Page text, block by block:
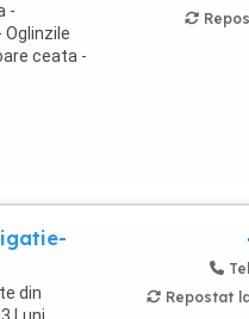
-
ceata -
din
Repostat